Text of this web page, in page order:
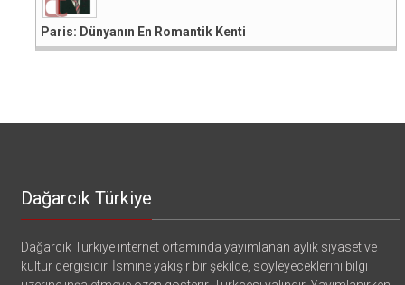
Paris: Dünyanın En Romantik Kenti
Dağarcık Türkiye
Dağarcık Türkiye internet ortamında yayımlanan aylık siyaset ve
kültür dergisidir. İsmine yakışır bir şekilde, söyleyeceklerini bilgi